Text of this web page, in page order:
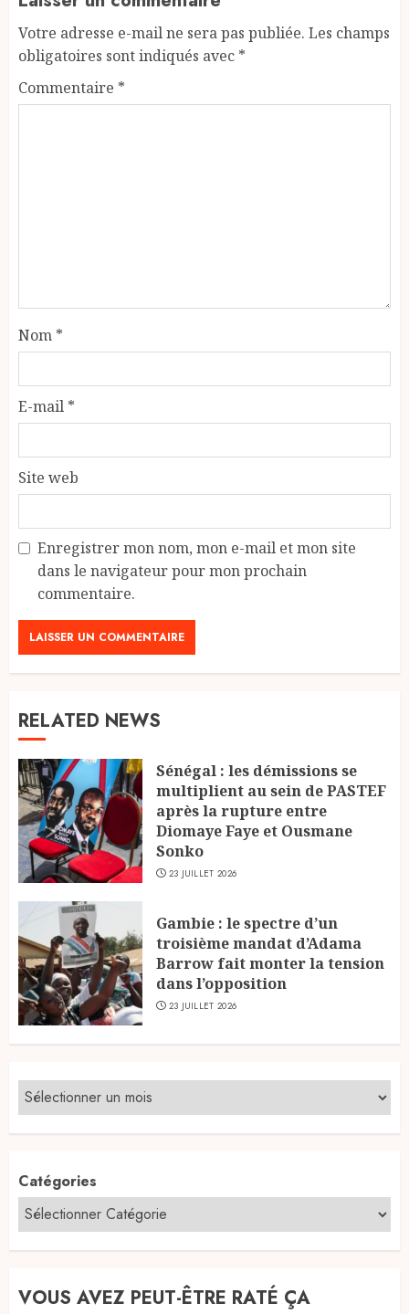
Votre adresse e-mail ne sera pas publiée. Les champs
obligatoires sont indiqués avec *
Commentaire *
Nom *
E-mail *
Site web
Enregistrer mon nom, mon e-mail et mon site
dans le navigateur pour mon prochain
commentaire.
RELATED NEWS
Sénégal : les démissions se
multiplient au sein de PASTEF
après la rupture entre
Diomaye Faye et Ousmane
Sonko
23 JUILLET 2026
Gambie : le spectre d’un
troisième mandat d’Adama
Barrow fait monter la tension
dans l’opposition
23 JUILLET 2026
Catégories
VOUS AVEZ PEUT-ÊTRE RATÉ ÇA